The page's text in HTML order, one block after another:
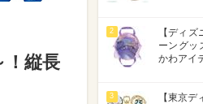
！縦長
2
【ディ
ーングッ
かわアイ
3
【東京